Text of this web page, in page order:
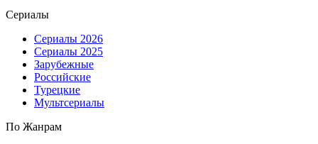
Сериалы
Сериалы 2026
Сериалы 2025
Зарубежные
Российские
Турецкие
Мультсериалы
По Жанрам